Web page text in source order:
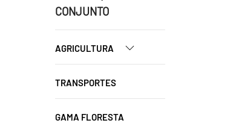
CONJUNTO
AGRICULTURA
TRANSPORTES
GAMA FLORESTA